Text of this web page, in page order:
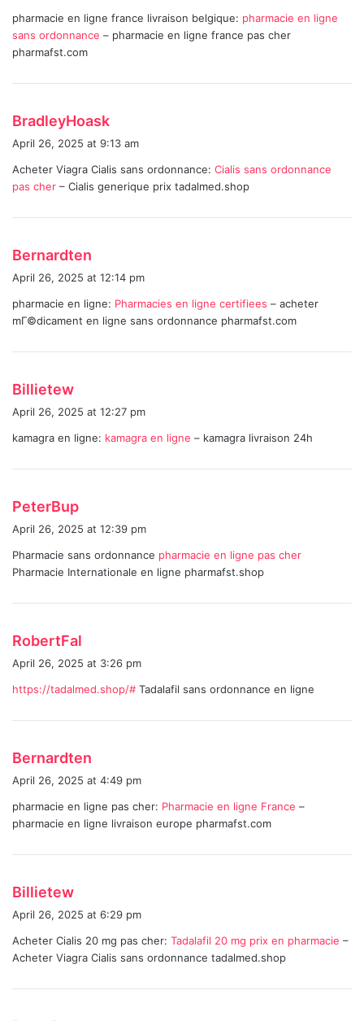
s
:
pharmacie en ligne france livraison belgique: pharmacie en ligne
sans ordonnance – pharmacie en ligne france pas cher
pharmafst.com
BradleyHoask
a
s
:
April 26, 2025 at 9:13 am
Acheter Viagra Cialis sans ordonnance: Cialis sans ordonnance
pas cher – Cialis generique prix tadalmed.shop
Bernardten
s
:
April 26, 2025 at 12:14 pm
pharmacie en ligne: Pharmacies en ligne certifiees – acheter
mГ©dicament en ligne sans ordonnance pharmafst.com
Billietew
a
s
April 26, 2025 at 12:27 pm
kamagra en ligne: kamagra en ligne – kamagra livraison 24h
PeterBup
a
s
:
April 26, 2025 at 12:39 pm
Pharmacie sans ordonnance pharmacie en ligne pas cher
Pharmacie Internationale en ligne pharmafst.shop
RobertFal
a
s
April 26, 2025 at 3:26 pm
https://tadalmed.shop/# Tadalafil sans ordonnance en ligne
Bernardten
s
:
April 26, 2025 at 4:49 pm
pharmacie en ligne pas cher: Pharmacie en ligne France –
pharmacie en ligne livraison europe pharmafst.com
Billietew
a
s
:
April 26, 2025 at 6:29 pm
Acheter Cialis 20 mg pas cher: Tadalafil 20 mg prix en pharmacie –
Acheter Viagra Cialis sans ordonnance tadalmed.shop